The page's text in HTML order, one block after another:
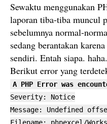
Sewaktu menggunakan
laporan tiba-tiba muncul
sebelumnya normal-
sedang berantakan
sendiri. Entah siapa. haha.
Berikut error yang
A PHP Error was
Severity: Notice
Message: Undefined